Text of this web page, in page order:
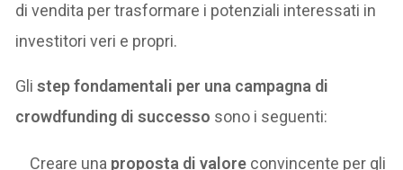
di vendita per trasformare i potenziali interessati in
investitori veri e propri.
Glistep fondamentali per una campagna di
crowdfunding di successo sono i seguenti:
Creare una proposta di valore convincente per gli